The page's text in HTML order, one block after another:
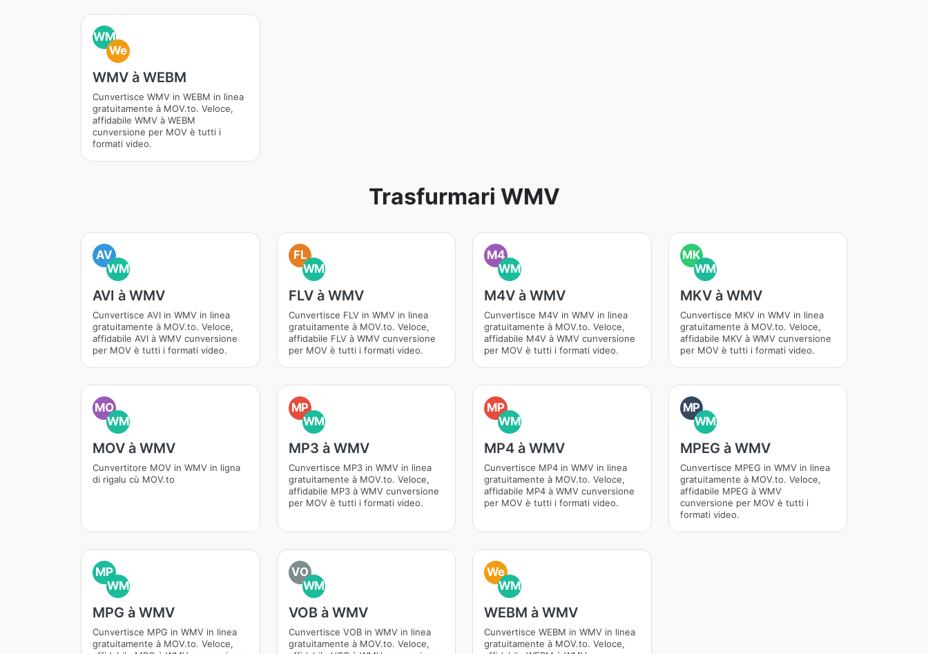
WM
We
WMV à WEBM
Cunvertisce WMV in WEBM in linea
gratuitamente à MOV.to. Veloce,
affidabile WMV à WEBM
cunversione per MOV è tutti i
formati video.
Trasfurmari WMV
AV
WM
AVI à WMV
Cunvertisce AVI in WMV in linea
gratuitamente à MOV.to. Veloce,
affidabile AVI à WMV cunversione
per MOV è tutti i formati video.
FL
WM
FLV à WMV
Cunvertisce FLV in WMV in linea
gratuitamente à MOV.to. Veloce,
affidabile FLV à WMV cunversione
per MOV è tutti i formati video.
M4
WM
M4V à WMV
Cunvertisce M4V in WMV in linea
gratuitamente à MOV.to. Veloce,
affidabile M4V à WMV cunversione
per MOV è tutti i formati video.
MK
WM
MKV à WMV
Cunvertisce MKV in WMV in linea
gratuitamente à MOV.to. Veloce,
affidabile MKV à WMV cunversione
per MOV è tutti i formati video.
MO
WM
MOV à WMV
Cunvertitore MOV in WMV in ligna
di rigalu cù MOV.to
MP
WM
MP3 à WMV
Cunvertisce MP3 in WMV in linea
gratuitamente à MOV.to. Veloce,
affidabile MP3 à WMV cunversione
per MOV è tutti i formati video.
MP
WM
MP4 à WMV
Cunvertisce MP4 in WMV in linea
gratuitamente à MOV.to. Veloce,
affidabile MP4 à WMV cunversione
per MOV è tutti i formati video.
MP
WM
MPEG à WMV
Cunvertisce MPEG in WMV in linea
gratuitamente à MOV.to. Veloce,
affidabile MPEG à WMV
cunversione per MOV è tutti i
formati video.
MP
WM
MPG à WMV
Cunvertisce MPG in WMV in linea
gratuitamente à MOV.to. Veloce,
VO
WM
VOB à WMV
Cunvertisce VOB in WMV in linea
gratuitamente à MOV.to. Veloce,
We
WM
WEBM à WMV
Cunvertisce WEBM in WMV in linea
gratuitamente à MOV.to. Veloce,